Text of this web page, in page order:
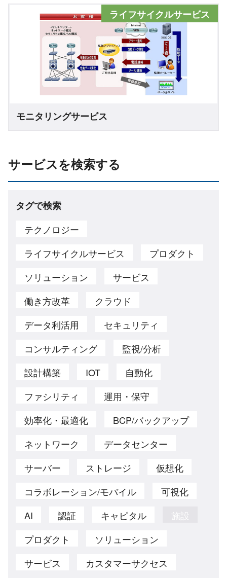
ライフサイクルサービス
モニタリングサービス
サービスを検索する
タグで検索
テクノロジー
ライフサイクルサービス
プロダクト
ソリューション
サービス
働き方改革
クラウド
データ利活用
セキュリティ
コンサルティング
監視/分析
設計構築
IOT
自動化
ファシリティ
運用・保守
効率化・最適化
BCP/バックアップ
ネットワーク
データセンター
サーバー
ストレージ
仮想化
コラボレーション/モバイル
可視化
AI
認証 キャピタル
施設
プロダクト
ソリューション
サービス
カスタマーサクセス